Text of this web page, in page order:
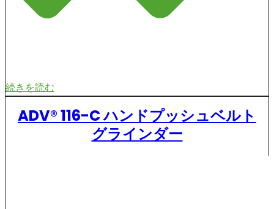
続きを読む
ADV® 116-C ハンドプッシュベルト
グラインダー